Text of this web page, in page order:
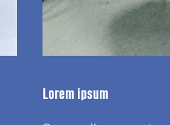
Lorem ipsum